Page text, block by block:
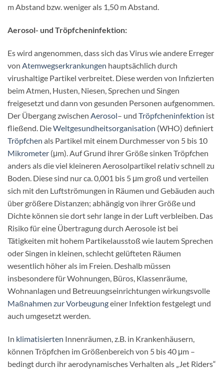
m Abstand bzw. weniger als 1,50 m Abstand.
Aerosol- und Tröpfcheninfektion:
Es wird angenommen, dass sich das Virus wie andere Erreger
von Atemwegserkrankungen hauptsächlich durch
virushaltige Partikel verbreitet. Diese werden von Infizierten
beim Atmen, Husten, Niesen, Sprechen und Singen
freigesetzt und dann von gesunden Personen aufgenommen.
Der Übergang zwischen Aerosol– und Tröpfcheninfektion ist
fließend. DieWeltgesundheitsorganisation (WHO) definiert
Tröpfchen als Partikel mit einem Durchmesser von 5 bis 10
Mikrometer (μm). Auf Grund ihrer Größe sinken Tröpfchen
anders als die viel kleineren Aerosolpartikel relativ schnell zu
Boden. Diese sind nur ca. 0,001 bis 5 μm groß und verteilen
sich mit den Luftströmungen in Räumen und Gebäuden auch
über größere Distanzen; abhängig von ihrer Größe und
Dichte können sie dort sehr lange in der Luft verbleiben. Das
Risiko für eine Übertragung durch Aerosole ist bei
Tätigkeiten mit hohem Partikelausstoß wie lautem Sprechen
oder Singen in kleinen, schlecht gelüfteten Räumen
wesentlich höher als im Freien. Deshalb müssen
insbesondere für Wohnungen, Büros, Klassenräume,
Wohnanlagen und Betreuungseinrichtungen wirkungsvolle
Maßnahmen zur Vorbeugungeiner Infektion festgelegt und
auch umgesetzt werden.
In klimatisierten Innenräumen, z.B. in Krankenhäusern,
können Tröpfchen im Größenbereich von 5 bis 40 μm –
bedingt durch ihr aerodynamisches Verhalten als „Jet Riders“